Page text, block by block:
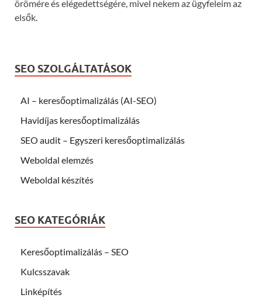
örömére és elégedettségére, mivel nekem az ügyfeleim az
elsők.
SEO SZOLGÁLTATÁSOK
AI – keresőoptimalizálás (AI-SEO)
Havidíjas keresőoptimalizálás
SEO audit – Egyszeri keresőoptimalizálás
Weboldal elemzés
Weboldal készítés
SEO KATEGÓRIÁK
Keresőoptimalizálás – SEO
Kulcsszavak
Linképítés